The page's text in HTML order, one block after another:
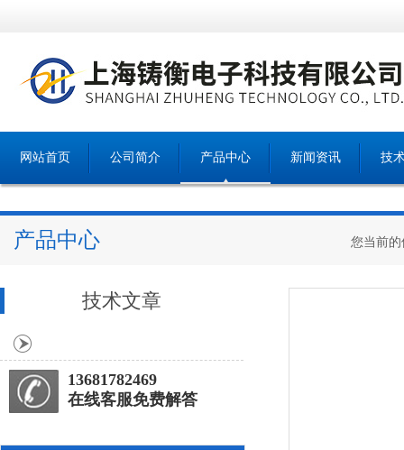
网站首页 公司简介 产品中心 新闻资讯 技
产品中心 您当前
技术文章
13681782469
在线客服免费解答